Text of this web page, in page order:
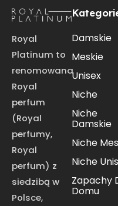
Royal
Platinum to
renomowana
Royal
perfum
(Royal
perfumy,
Royal
perfum) z
siedzibą w
Polsce,
Damskie
Meskie
Unisex
Niche
Niche
Damskie
Niche
Niche
Zapachy
Domu